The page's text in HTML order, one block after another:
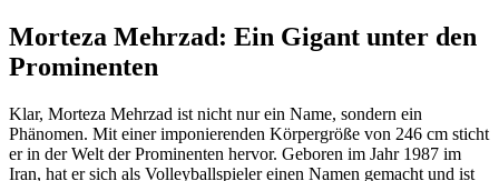
Morteza Mehrzad: Ein Gigant unter den
Prominenten
Klar, Morteza Mehrzad ist nicht nur ein Name, sondern ein
Phänomen. Mit einer imponierenden Körpergröße von 246 cm sticht
er in der Welt der Prominenten hervor. Geboren im Jahr 1987 im
Iran, hat er sich als Volleyballspieler einen Namen gemacht und ist